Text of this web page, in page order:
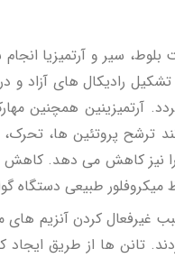
سیر و آرتمیزیا
رادیکال های آزاد و
آرتمیزینین همچنین
ترشح پروتئین ها،
کاهش می دهد. کاهش
میکروفلور طبیعی
کردن آنزیم های
تانن ها از طریق